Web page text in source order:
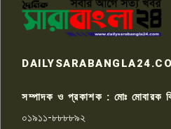
৭
কেটে
সম্পাদক ও প্রকাশক : মোঃ মোবারক
০১৯১১-৮৮৮৮৯২